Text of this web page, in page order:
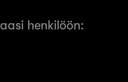
henkilöön: